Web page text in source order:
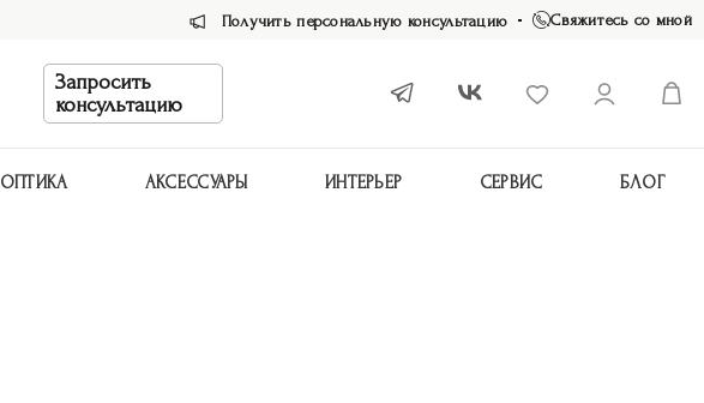
Получить персональную консультацию Свяжитесь со мной
Запросить
консультацию
ОПТИКА АКСЕССУАРЫ ИНТЕРЬЕР СЕРВИС БЛОГ